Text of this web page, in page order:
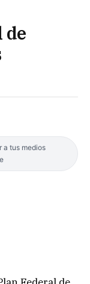
de
a tus medios